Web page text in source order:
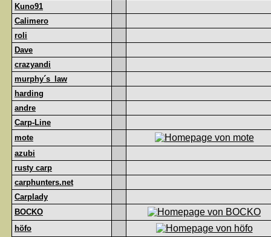
Kuno91
Calimero
roli
Dave
crazyandi
murphy´s_law
harding
andre
Carp-Line
mote
azubi
rusty carp
carphunters.net
Carplady
BOCKO
höfo